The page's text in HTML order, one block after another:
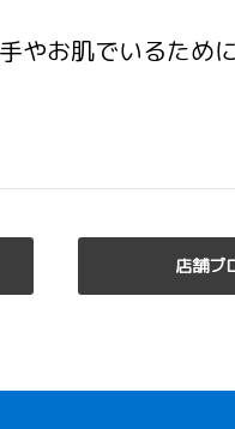
やお肌でいるため
店舗ブ